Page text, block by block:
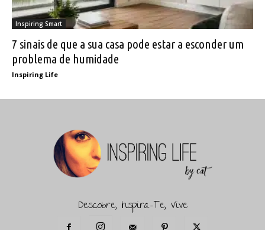
Inspiring Smart
7 sinais de que a sua casa pode estar a esconder um
problema de humidade
Inspiring Life
Descobre, Inspira-Te, Vive